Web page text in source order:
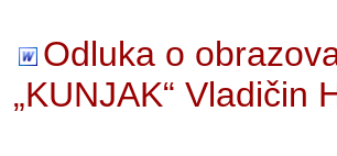
Odluka o
„KUNJAK“ Vladičin